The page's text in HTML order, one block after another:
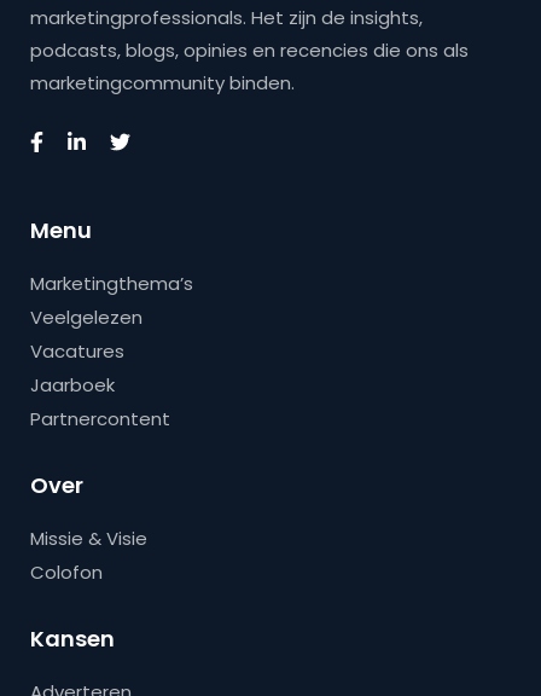
marketingprofessionals. Het zijn de insights,
podcasts, blogs, opinies en recencies die ons als
marketingcommunity binden.
Menu
Marketingthema’s
Veelgelezen
Vacatures
Jaarboek
Partnercontent
Over
Missie & Visie
Colofon
Kansen